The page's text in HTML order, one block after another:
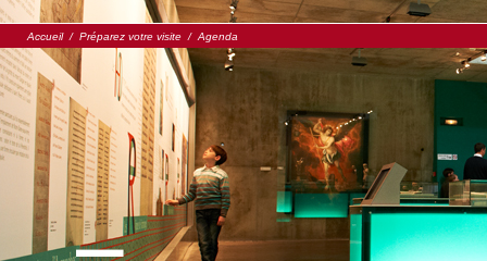
Accueil/ Préparez votre visite / Agenda